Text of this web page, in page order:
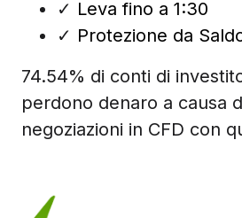
✓ Leva fino a 1:30
✓ Protezione da
74.54% di conti di
perdono denaro a causa
negoziazioni in CFD con